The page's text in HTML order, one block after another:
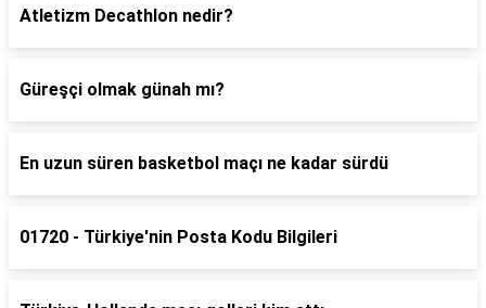
Atletizm Decathlon nedir?
Güreşçi olmak günah mı?
En uzun süren basketbol maçı ne kadar sürdü
01720 - Türkiye'nin Posta Kodu Bilgileri